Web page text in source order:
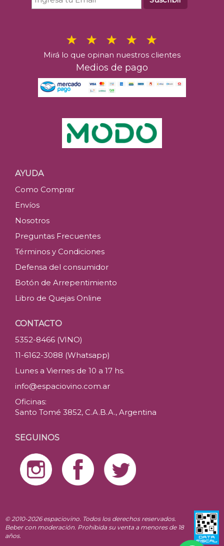
Mirá lo que opinan nuestros clientes
Medios de pago
AYUDA
Como Comprar
Envíos
Nosotros
Preguntas Frecuentes
Términos y Condiciones
Defensa del consumidor
Botón de Arrepentimiento
Libro de Quejas Online
CONTACTO
5352-8466 (VINO)
11-6162-3088 (Whatsapp)
Lunes a Viernes de 10 a 17 hs.
info@espaciovino.com.ar
Oficinas:
Santo Tomé 3852, C.A.B.A., Argentina
SEGUINOS
© 2010-2026 espaciovino. Todos los derechos reservados.
Beber con moderación. Prohibida su venta a menores de 18
años.